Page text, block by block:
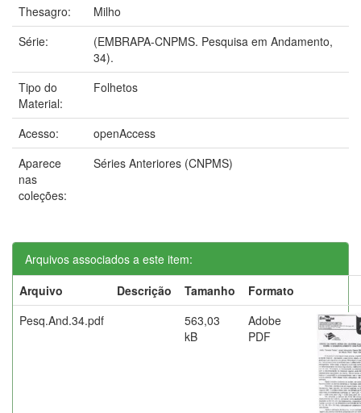
Thesagro:
Milho
Série:
(EMBRAPA-CNPMS. Pesquisa em Andamento,
34).
Tipo do
Material:
Folhetos
Acesso:
openAccess
Aparece
nas
coleções:
Séries Anteriores (CNPMS)
Arquivos associados a este item:
Arquivo
Descrição Tamanho
Formato
Pesq.And.34.pdf
563,03
kB
Adobe
PDF